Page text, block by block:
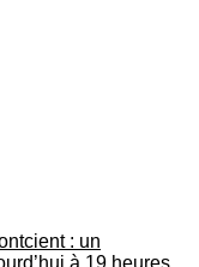
: un
à 19 heures